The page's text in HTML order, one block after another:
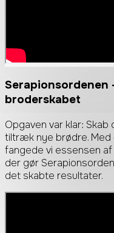
Serapionsordenen
broderskabet
Opgaven var klar:
tiltræk nye brødre.
fangede vi essensen
der gør
det skabte resultater.